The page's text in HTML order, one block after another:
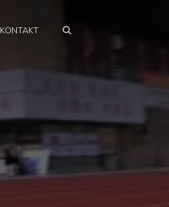
KONTAKT